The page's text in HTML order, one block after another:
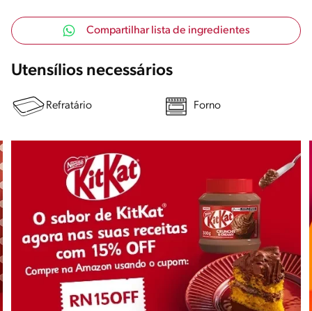
Compartilhar lista de ingredientes
Utensílios necessários
Refratário Forno